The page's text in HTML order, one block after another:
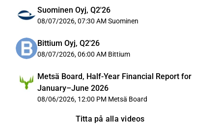
Suominen Oyj, Q2'26
08/07/2026, 07:30 AM Suominen
Bittium Oyj, Q2'26
08/07/2026, 06:00 AM Bittium
Metsä Board, Half-Year Financial Report for
January–June 2026
08/06/2026, 12:00 PM Metsä Board
Titta på alla videos